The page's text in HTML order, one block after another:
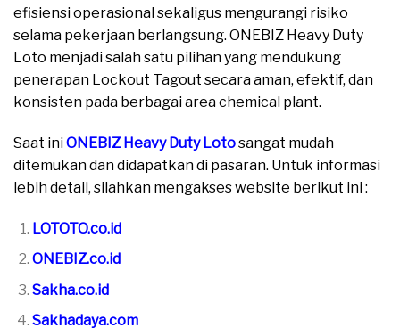
efisiensi operasional sekaligus mengurangi risiko
selama pekerjaan berlangsung. ONEBIZ Heavy Duty
Loto menjadi salah satu pilihan yang mendukung
penerapan Lockout Tagout secara aman, efektif, dan
konsisten pada berbagai area chemical plant.
Saat iniONEBIZ Heavy Duty Lotosangat mudah
ditemukan dan didapatkan di pasaran. Untuk informasi
lebih detail, silahkan mengakses website berikut ini :
LOTOTO.co.id
ONEBIZ.co.id
Sakha.co.id
Sakhadaya.com